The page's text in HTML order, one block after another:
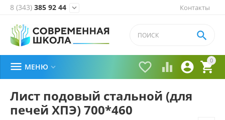
Контакты
8 (343) 385 92 44 
0


 

 МЕНЮ 
Лист подовый стальной (для
печей ХПЭ) 700*460